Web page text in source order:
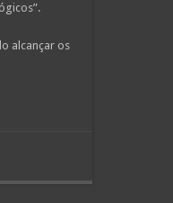
alcançar os